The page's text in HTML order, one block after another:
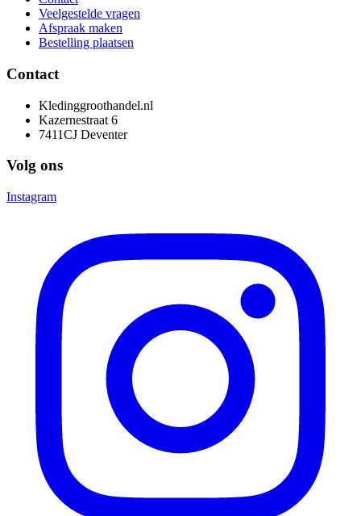
Veelgestelde vragen
Afspraak maken
Bestelling plaatsen
Contact
Kledinggroothandel.nl
Kazernestraat 6
7411CJ Deventer
Volg ons
Instagram